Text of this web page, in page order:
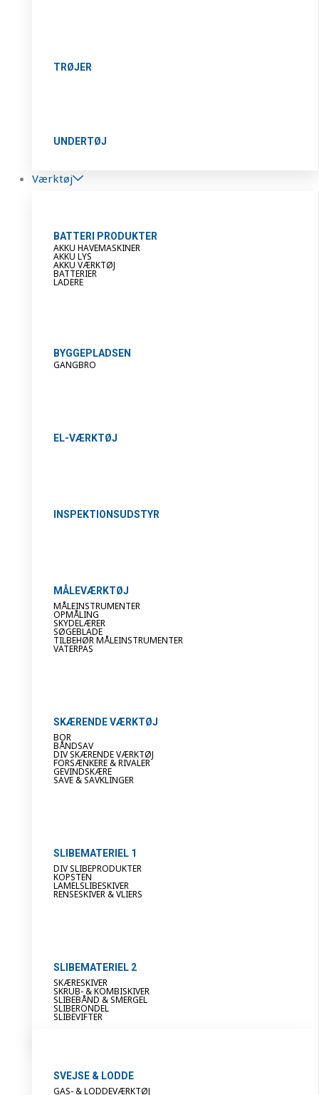
TRØJER
UNDERTØJ
Værktøj
BATTERI PRODUKTER
AKKU HAVEMASKINER
AKKU LYS
AKKU VÆRKTØJ
BATTERIER
LADERE
BYGGEPLADSEN
GANGBRO
EL-VÆRKTØJ
INSPEKTIONSUDSTYR
MÅLEVÆRKTØJ
MÅLEINSTRUMENTER
OPMÅLING
SKYDELÆRER
SØGEBLADE
TILBEHØR MÅLEINSTRUMENTER
VATERPAS
SKÆRENDE VÆRKTØJ
BOR
BÅNDSAV
DIV SKÆRENDE VÆRKTØJ
FORSÆNKERE & RIVALER
GEVINDSKÆRE
SAVE & SAVKLINGER
SLIBEMATERIEL 1
DIV SLIBEPRODUKTER
KOPSTEN
LAMELSLIBESKIVER
RENSESKIVER & VLIERS
SLIBEMATERIEL 2
SKÆRESKIVER
SKRUB- & KOMBISKIVER
SLIBEBÅND & SMERGEL
SLIBERONDEL
SLIBEVIFTER
SVEJSE & LODDE
GAS- & LODDEVÆRKTØJ